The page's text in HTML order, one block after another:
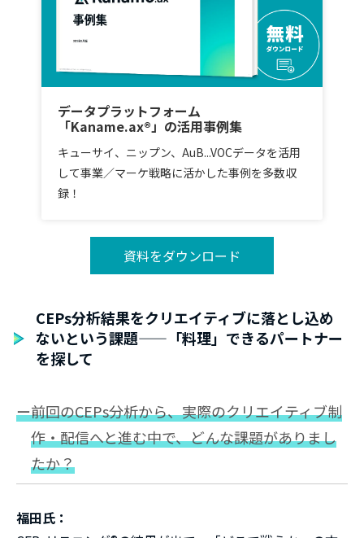
データプラットフォーム
「Kaname.ax®」の活用事例集
キューサイ、ニップン、AuB...VOCデータを活用
して事業／マーケ戦略に活かした事例を多数収
録！
資料をダウンロード
CEPs分析結果をクリエイティブに落とし込め
ないという課題——「料理」できるパートナー
を探して
ー前回のCEPs分析から、実際のクリエイティブ制
作・配信へと進む中で、どんな課題がありまし
たか？
福田氏：